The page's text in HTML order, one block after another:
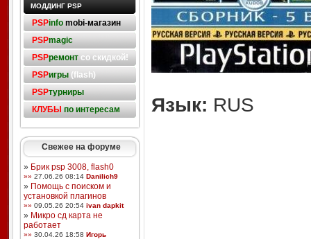
МОДДИНГ PSP
PSPinfo mobi-магазин
PSPmagic
PSPремонтсо скидкой!
PSPигры(flash)
PSPтурниры
КЛУБЫ по интересам
Свежее на форуме
» Брик psp 3008, flash0
»» 27.06.26 08:14 Danilich9
» Помощь с поиском и
установкой плагинов
»» 09.05.26 20:54 ivan dapkit
» Микро сд карта не
работает
»» 30.04.26 18:58 Игорь
Язык: RUS